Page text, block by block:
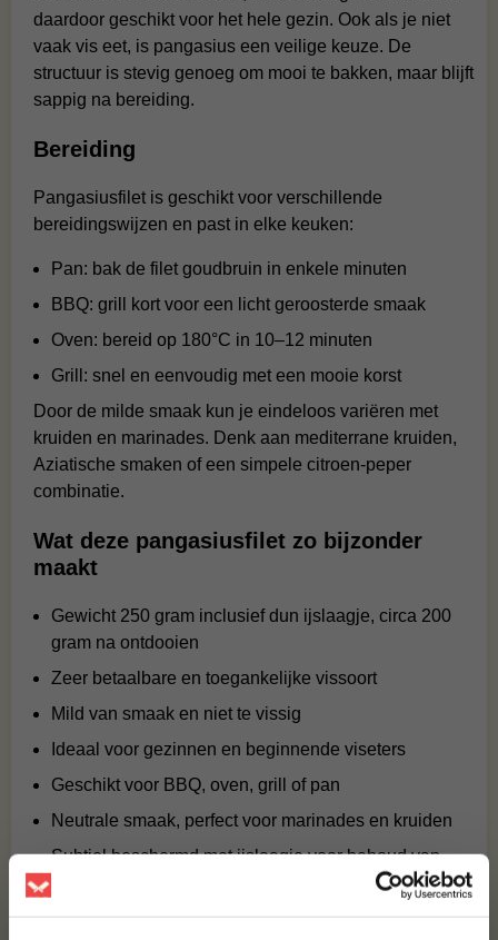
daardoor geschikt voor het hele gezin. Ook als je niet
vaak vis eet, is pangasius een veilige keuze. De
structuur is stevig genoeg om mooi te bakken, maar blijft
sappig na bereiding.
Bereiding
Pangasiusfilet is geschikt voor verschillende
bereidingswijzen en past in elke keuken:
Pan: bak de filet goudbruin in enkele minuten
BBQ: grill kort voor een licht geroosterde smaak
Oven: bereid op 180°C in 10–12 minuten
Grill: snel en eenvoudig met een mooie korst
Door de milde smaak kun je eindeloos variëren met
kruiden en marinades. Denk aan mediterrane kruiden,
Aziatische smaken of een simpele citroen-peper
combinatie.
Wat deze pangasiusfilet zo bijzonder
maakt
Gewicht 250 gram inclusief dun ijslaagje, circa 200
gram na ontdooien
Zeer betaalbare en toegankelijke vissoort
Mild van smaak en niet te vissig
Ideaal voor gezinnen en beginnende viseters
Geschikt voor BBQ, oven, grill of pan
Neutrale smaak, perfect voor marinades en kruiden
Subtiel beschermd met ijslaagje voor behoud van